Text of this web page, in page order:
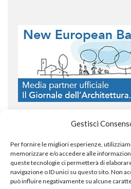
Gestisci
Per fornire le migliori esperienze,
memorizzare e/o accedere alle
queste tecnologie ci permetterà di
navigazione o ID unici su questo sito. Non
può influire negativamente su alcune
©